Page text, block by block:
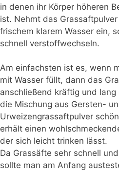
in denen ihr Körper höheren
ist. Nehmt das
frischem klarem Wasser ein,
schnell verstoffwechseln.
Am einfachsten ist es, wenn
mit Wasser füllt, dann das
anschließend kräftig und
die Mischung aus Gersten-
Urweizengrassaftpulver
erhält einen
der sich leicht trinken lässt.
Da Grassäfte sehr schnell
sollte man am Anfang